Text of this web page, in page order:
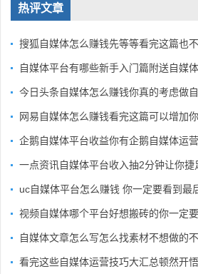
热评文章
搜狐自媒体怎么赚钱先等等看完这篇也
自媒体平台有哪些新手入门篇附送自媒
今日头条自媒体怎么赚钱你真的考虑做
网易自媒体怎么赚钱看完这篇可以增加你
企鹅自媒体平台收益你有企鹅自媒体运
一点资讯自媒体平台收入抽2分钟让你捷
uc自媒体平台怎么赚钱 你一定要看到最
视频自媒体哪个平台好想搬砖的你一定
自媒体文章怎么写怎么找素材不想做的不
看完这些自媒体运营技巧大汇总顿然开悟